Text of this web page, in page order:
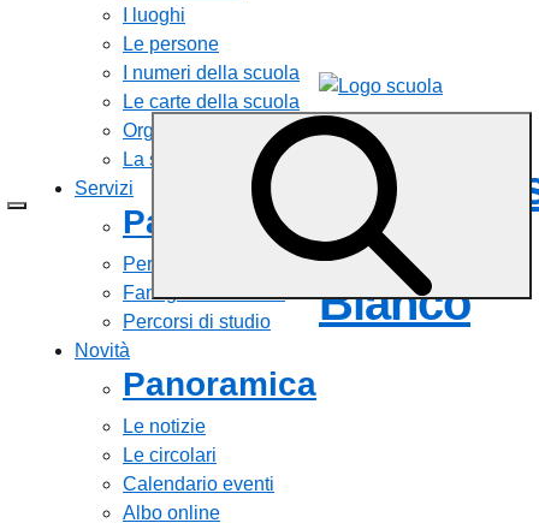
I luoghi
Le persone
I numeri della scuola
Le carte della scuola
Organizzazione
La storia
Servizi
Panoramica
Personale scolastico
Famiglie e studenti
Percorsi di studio
Novità
Panoramica
Le notizie
Le circolari
Calendario eventi
Albo online
Istituto
Via Casal
Bianco